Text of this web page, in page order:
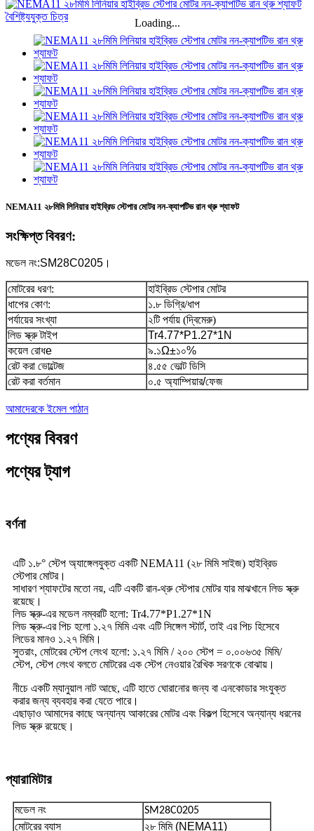
Loading...
NEMA11 ২৮মিমি লিনিয়ার হাইব্রিড স্টেপার মোটর নন-ক্যাপটিভ রান থ্রু শ্যাফট
সংক্ষিপ্ত বিবরণ:
মডেল নং:SM28C0205।
মোটরের ধরণ:
হাইব্রিড স্টেপার মোটর
ধাপের কোণ:
১.৮ ডিগ্রি/ধাপ
পর্যায়ের সংখ্যা
২টি পর্যায় (দ্বিমেরু)
লিড স্ক্রু টাইপ
Tr4.77*P1.27*1N
কয়েল রোধe ৯.১Ω±১০%
রেট করা ভোল্টেজ
৪.৫৫ ভোল্ট ডিসি
রেট করা বর্তমান
০.৫ অ্যাম্পিয়ার/ফেজ
আমাদেরকে ইমেল পাঠান
পণ্যের বিবরণ
পণ্যের ট্যাগ
বর্ণনা
এটি ১.৮° স্টেপ অ্যাঙ্গেলযুক্ত একটি NEMA11 (২৮ মিমি সাইজ) হাইব্রিড
স্টেপার মোটর।
সাধারণ শ্যাফটের মতো নয়, এটি একটি রান-থ্রু স্টেপার মোটর যার মাঝখানে লিড স্ক্রু
রয়েছে।
লিড স্ক্রু-এর মডেল নম্বরটি হলো: Tr4.77*P1.27*1N
লিড স্ক্রু-এর পিচ হলো ১.২৭ মিমি এবং এটি সিঙ্গেল স্টার্ট, তাই এর পিচ হিসেবে
লিডের মানও ১.২৭ মিমি।
সুতরাং, মোটরের স্টেপ লেংথ হলো: ১.২৭ মিমি / ২০০ স্টেপ = ০.০০৬৩৫ মিমি/
স্টেপ, স্টেপ লেংথ বলতে মোটরের এক স্টেপ নেওয়ার রৈখিক সরণকে বোঝায়।
নীচে একটি ম্যানুয়াল নাট আছে, এটি হাতে ঘোরানোর জন্য বা এনকোডার সংযুক্ত
করার জন্য ব্যবহার করা যেতে পারে।
এছাড়াও আমাদের কাছে অন্যান্য আকারের মোটর এবং বিকল্প হিসেবে অন্যান্য ধরনের
লিড স্ক্রু রয়েছে।
প্যারামিটার
মডেল নং SM28C0205
মোটরের ব্যাস
২৮ মিমি (NEMA11)